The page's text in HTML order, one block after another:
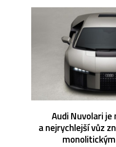
Audi Nuvolari
a nejrychlejší vůz